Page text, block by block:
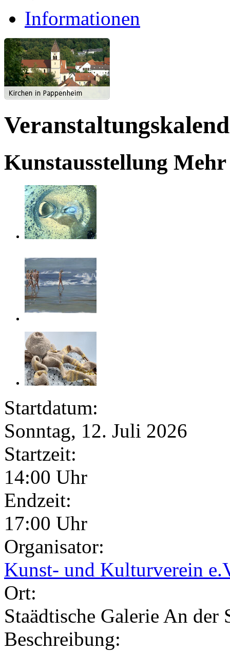
Informationen
Kunstausstellung
Startdatum:
Sonntag, 12. Juli 2026
Startzeit:
14:00 Uhr
Endzeit:
17:00 Uhr
Organisator:
Kunst- und Kulturverein
Ort:
Staädtische Galerie An der
Beschreibung: